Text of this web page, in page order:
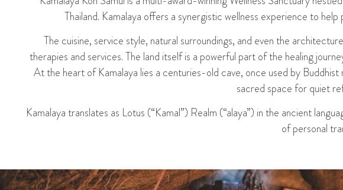
Thailand. Kamalaya offers a synergistic wellness experience to
The cuisine, service style, natural surroundings, and even the
therapies and services. The land itself is a powerful part of the healing
At the heart of Kamalaya lies a centuries-old cave, once used by
sacred space for quiet
Kamalaya translates as Lotus (“Kamal”) Realm (“alaya”) in the ancient
of personal